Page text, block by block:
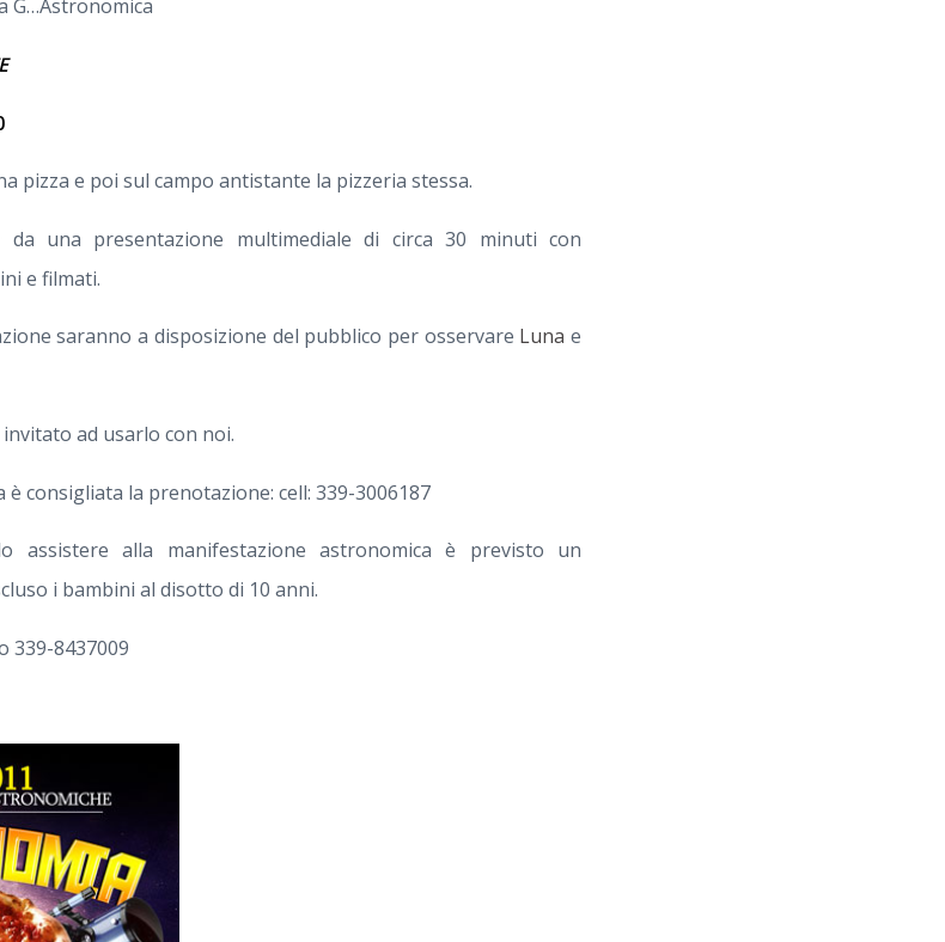
G…Astronomica
pizza e poi sul campo antistante la pizzeria stessa.
da una presentazione multimediale di circa 30 minuti con
e filmati.
saranno a disposizione del pubblico per osservare Luna e
ad usarlo con noi.
consigliata la prenotazione: cell: 339-3006187
assistere alla manifestazione astronomica è previsto un
i bambini al disotto di 10 anni.
339-8437009